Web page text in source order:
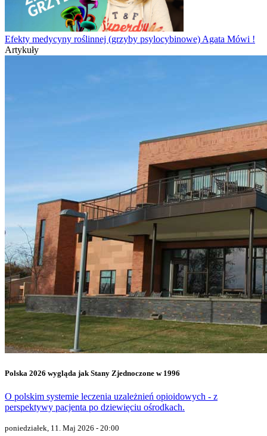
Efekty medycyny roślinnej (grzyby psylocybinowe) Agata Mówi !
Artykuły
Polska 2026 wygląda jak Stany Zjednoczone w 1996
O polskim systemie leczenia uzależnień opioidowych - z
perspektywy pacjenta po dziewięciu ośrodkach.
poniedziałek, 11. Maj 2026 - 20:00